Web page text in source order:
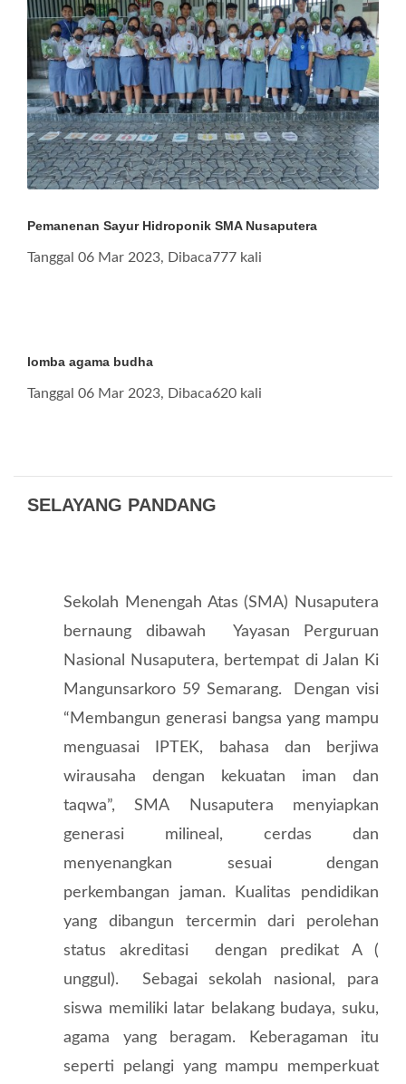
Pemanenan Sayur Hidroponik SMA Nusaputera
Tanggal 06 Mar 2023, Dibaca777 kali
lomba agama budha
Tanggal 06 Mar 2023, Dibaca620 kali
SELAYANG PANDANG
Sekolah Menengah Atas (SMA) Nusaputera
bernaung dibawah Yayasan Perguruan
Nasional Nusaputera, bertempat di Jalan Ki
Mangunsarkoro 59 Semarang. Dengan visi
“Membangun generasi bangsa yang mampu
menguasai IPTEK, bahasa dan berjiwa
wirausaha dengan kekuatan iman dan
taqwa”, SMA Nusaputera menyiapkan
generasi milineal, cerdas dan
menyenangkan sesuai dengan
perkembangan jaman. Kualitas pendidikan
yang dibangun tercermin dari perolehan
status akreditasidengan predikat A (
unggul). Sebagai sekolah nasional, para
siswa memiliki latar belakang budaya, suku,
agama yang beragam. Keberagaman itu
seperti pelangi yang mampu memperkuat